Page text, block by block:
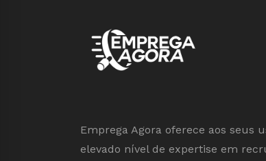
Emprega Agora oferece aos seus
elevado nível de expertise em